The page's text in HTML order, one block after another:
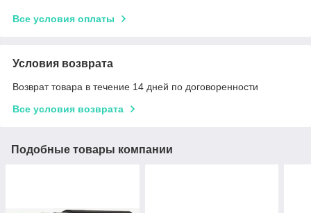
Все условия оплаты
Условия возврата
Возврат товара в течение 14 дней по договоренности
Все условия возврата
Подобные товары компании